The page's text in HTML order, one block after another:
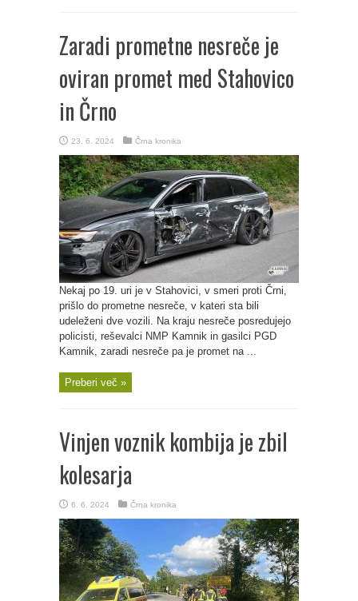
Zaradi prometne nesreče je
oviran promet med Stahovico
in Črno
23. 6. 2024 Črna kronika
Nekaj po 19. uri je v Stahovici, v smeri proti Črni,
prišlo do prometne nesreče, v kateri sta bili
udeleženi dve vozili. Na kraju nesreče posredujejo
policisti, reševalci NMP Kamnik in gasilci PGD
Kamnik, zaradi nesreče pa je promet na ...
Preberi več »
Vinjen voznik kombija je zbil
kolesarja
6. 6. 2024 Črna kronika